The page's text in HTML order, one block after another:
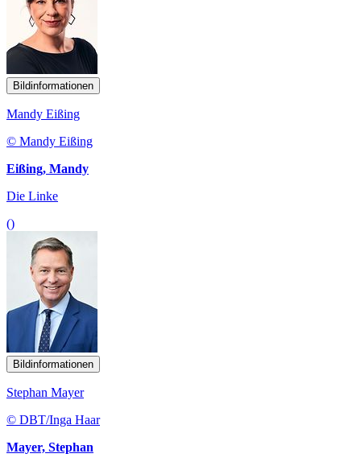
Bildinformationen
Mandy Eißing
© Mandy Eißing
Eißing, Mandy
Die Linke
()
Bildinformationen
Stephan Mayer
© DBT/Inga Haar
Mayer, Stephan